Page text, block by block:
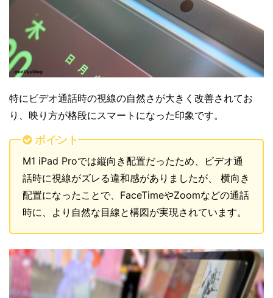
特にビデオ通話時の視線の自然さが大きく改善されてお
り、映り方が格段にスマートになった印象です。
ポイント
M1 iPad Proでは縦向き配置だったため、ビデオ通
話時に視線がズレる違和感がありましたが、 横向き
配置になったことで、FaceTimeやZoomなどの通話
時に、より自然な目線と構図が実現されています。